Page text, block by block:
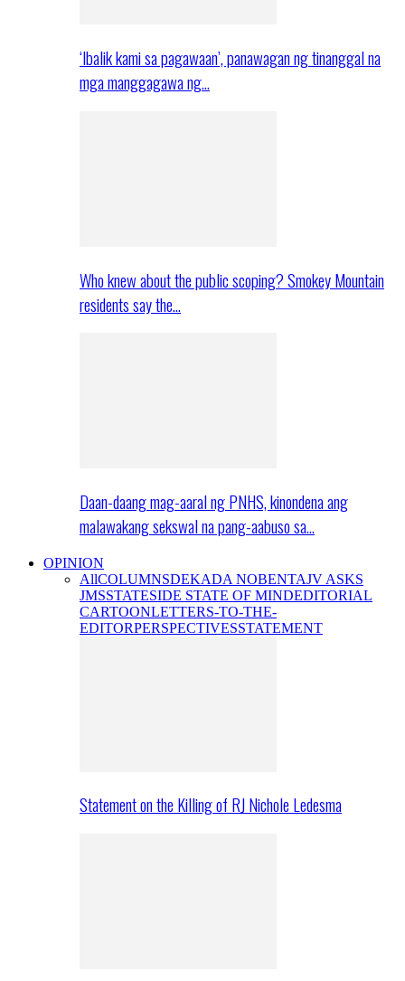
‘Ibalik kami sa pagawaan’, panawagan ng tinanggal na
mga manggagawa ng…
Who knew about the public scoping? Smokey Mountain
residents say the…
Daan-daang mag-aaral ng PNHS, kinondena ang
malawakang sekswal na pang-aabuso sa…
OPINION
AllCOLUMNSDEKADA NOBENTAJV ASKS
JMSSTATESIDE STATE OF MINDEDITORIAL
CARTOONLETTERS-TO-THE-
EDITORPERSPECTIVESSTATEMENT
Statement on the Killing of RJ Nichole Ledesma